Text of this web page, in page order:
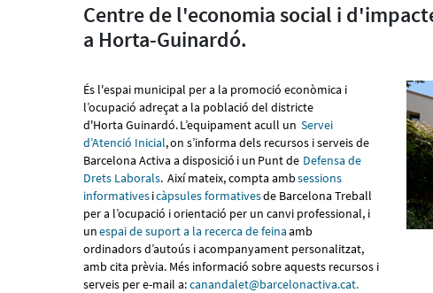
Centre de l'economia social i
a Horta-Guinardó.
És l'espai municipal per a la promoció econòmica i
l’ocupació adreçat a la població del districte
d'Horta Guinardó. L’equipament acull un Servei
d’Atenció Inicial, on s’informa dels recursos i serveis de
Barcelona Activa a disposició i un Punt de Defensa de
Drets Laborals. Així mateix, compta ambsessions
informativesicàpsules formativesde Barcelona Treball
per a l’ocupació i orientació per un canvi professional, i
unespai de suport a la recerca de feinaamb
ordinadors d’autoús i acompanyament personalitzat,
amb cita prèvia. Més informació sobre aquests recursos i
serveis per e-mail a:canandalet@barcelonactiva.cat.